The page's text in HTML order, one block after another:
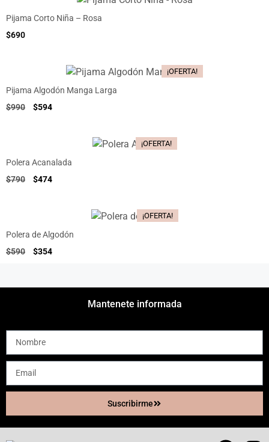
Pijama Corto Niña – Rosa
$690
¡OFERTA!
Pijama Algodón Manga Larga
$990 $594
¡OFERTA!
Polera Acanalada
$790 $474
¡OFERTA!
Polera de Algodón
$590 $354
Mantenete informada
Suscribirme